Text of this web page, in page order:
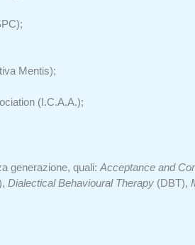
Mentis);
(I.C.A.A.);
generazione, quali:Acceptance and
Dialectical Behavioural Therapy(DBT),